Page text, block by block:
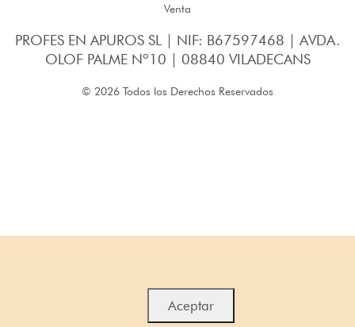
Venta
PROFES EN APUROS SL | NIF: B67597468 | AVDA.
OLOF PALME Nº10 | 08840 VILADECANS
© 2026 Todos los Derechos Reservados
Aceptar